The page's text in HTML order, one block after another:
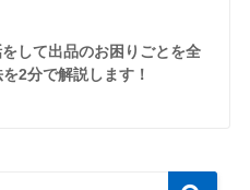
して出品のお困りごとを全
2分で解説します！